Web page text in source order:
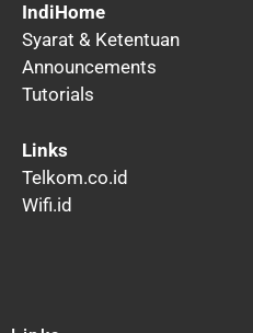
IndiHome
Syarat & Ketentuan
Announcements
Tutorials
Links
Telkom.co.id
Wifi.id